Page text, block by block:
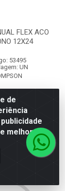
FLEX ACO
12X24
53495
UN
login ou
se para
e
de
melhorar a